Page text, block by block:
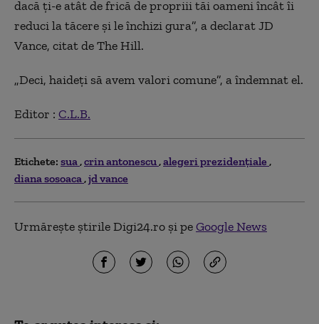
dacă ţi-e atât de frică de propriii tăi oameni încât îi
reduci la tăcere şi le închizi gura”, a declarat JD
Vance, citat de The Hill.
„Deci, haideţi să avem valori comune”, a îndemnat el.
Editor : C.L.B.
Etichete: sua crin antonescu alegeri prezidențiale
diana sosoaca jd vance
Urmărește știrile Digi24.ro și peGoogle News